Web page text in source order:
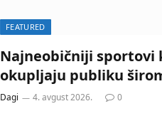
FEATURED
Najneobičniji sportovi
okupljaju publiku
Dagi 4. avgust 2026. 0